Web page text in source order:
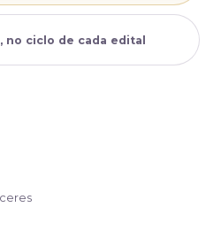
no ciclo de cada edital